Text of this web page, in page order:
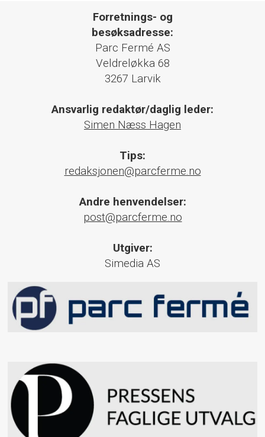
Forretnings- og
besøksadresse:
Parc Fermé AS
Veldreløkka 68
3267 Larvik
Ansvarlig redaktør/daglig leder:
Simen Næss Hagen
Tips:
redaksjonen@parcferme.no
Andre henvendelser:
post@parcferme.no
Utgiver:
Simedia AS